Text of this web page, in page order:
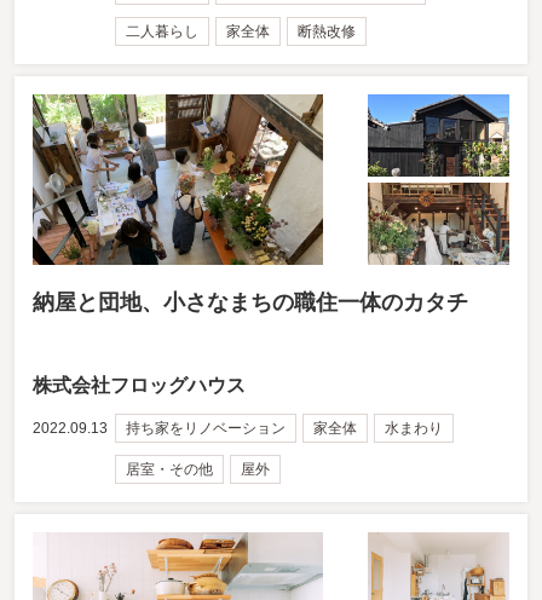
二人暮らし 家全体 断熱改修
納屋と団地、小さなまちの職住一体のカタチ
株式会社フロッグハウス
2022.09.13 持ち家をリノベーション 家全体 水まわり
居室・その他 屋外